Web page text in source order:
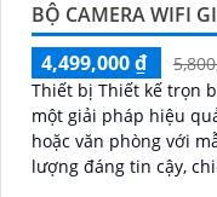
BỘ CAMERA WIFI
4,499,000 ₫
Thiết bị Thiết kế trọn
một giải pháp hiệu
hoặc văn phòng với mẫu
lượng đáng tin cậy,